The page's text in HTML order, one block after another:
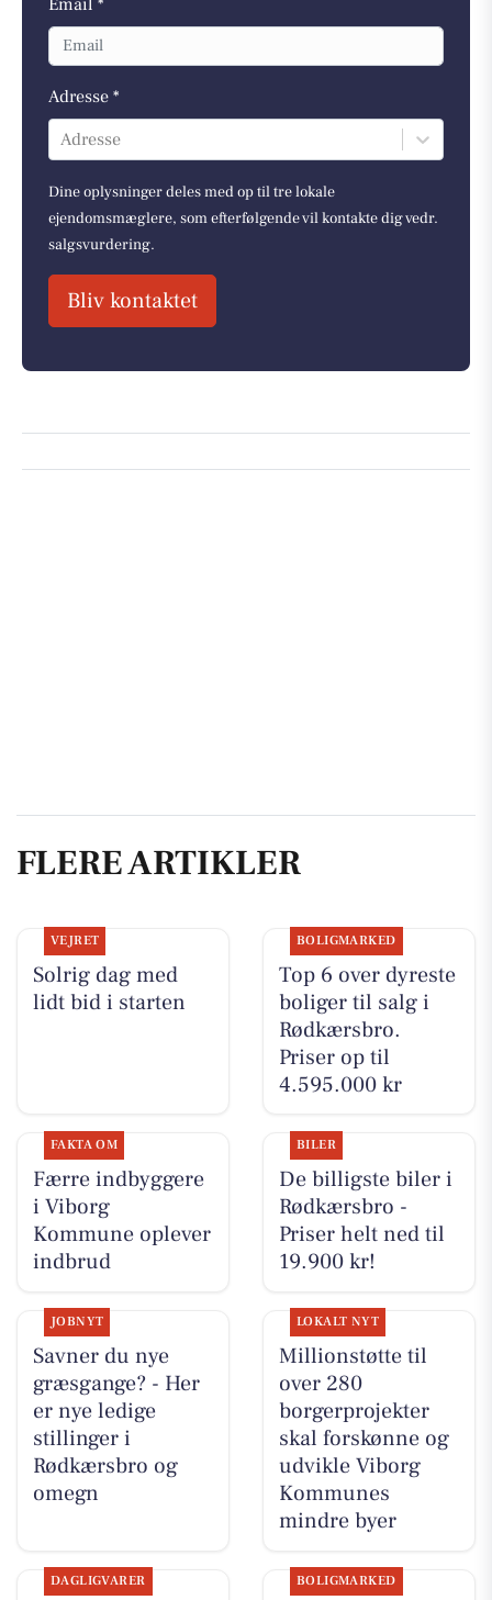
Adresse *
Adresse
Dine oplysninger deles med op til tre lokale
ejendomsmæglere, som efterfølgende vil kontakte dig vedr.
salgsvurdering.
Bliv kontaktet
FLERE ARTIKLER
VEJRET
Solrig dag med
lidt bid i starten
BOLIGMARKED
Top 6 over dyreste
boliger til salg i
Rødkærsbro.
Priser op til
4.595.000 kr
FAKTA OM
Færre indbyggere
i Viborg
Kommune oplever
indbrud
BILER
De billigste biler i
Rødkærsbro -
Priser helt ned til
19.900 kr!
JOBNYT
Savner du nye
græsgange? - Her
er nye ledige
stillinger i
Rødkærsbro og
omegn
LOKALT NYT
Millionstøtte til
over 280
borgerprojekter
skal forskønne og
udvikle Viborg
Kommunes
mindre byer
DAGLIGVARER BOLIGMARKED